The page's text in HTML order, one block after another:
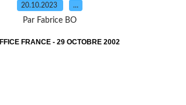
20.10.2023 …
Par Fabrice BO
FRANCE - 29 OCTOBRE 2002